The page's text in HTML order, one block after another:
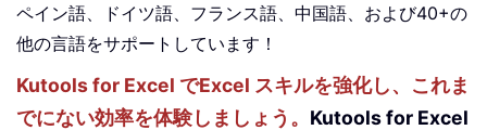
ペイン語、ドイツ語、フランス語、中国語、および40+の
他の言語をサポートしています！
Kutools for Excel でExcel スキルを強化し、これま
でにない効率を体験しましょう。 Kutools for Excel